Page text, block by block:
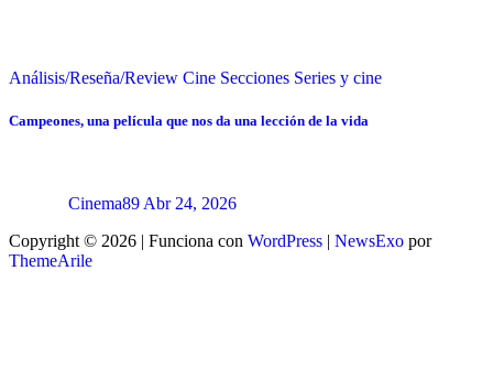
Análisis/Reseña/Review Cine Secciones Series y cine
Campeones, una película que nos da una lección de la vida
Cinema89 Abr 24, 2026
Copyright © 2026 | Funciona con WordPress | NewsExo por
ThemeArile